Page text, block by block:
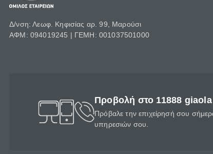
Δ/νση: Λεωφ. Κηφισίας αρ. 99, Μαρούσι
ΑΦΜ: 094019245 | ΓΕΜΗ: 001037501000
Προβολή στο 11888 giaola
Πρόβαλε την επιχείρησή σου
υπηρεσιών σου.